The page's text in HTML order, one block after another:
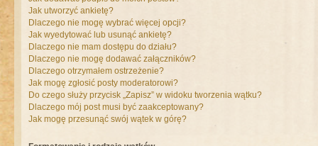
Jak utworzyć ankietę?
Dlaczego nie mogę wybrać więcej opcji?
Jak wyedytować lub usunąć ankietę?
Dlaczego nie mam dostępu do działu?
Dlaczego nie mogę dodawać załączników?
Dlaczego otrzymałem ostrzeżenie?
Jak mogę zgłosić posty moderatorowi?
Do czego służy przycisk „Zapisz” w widoku tworzenia wątku?
Dlaczego mój post musi być zaakceptowany?
Jak mogę przesunąć swój wątek w górę?